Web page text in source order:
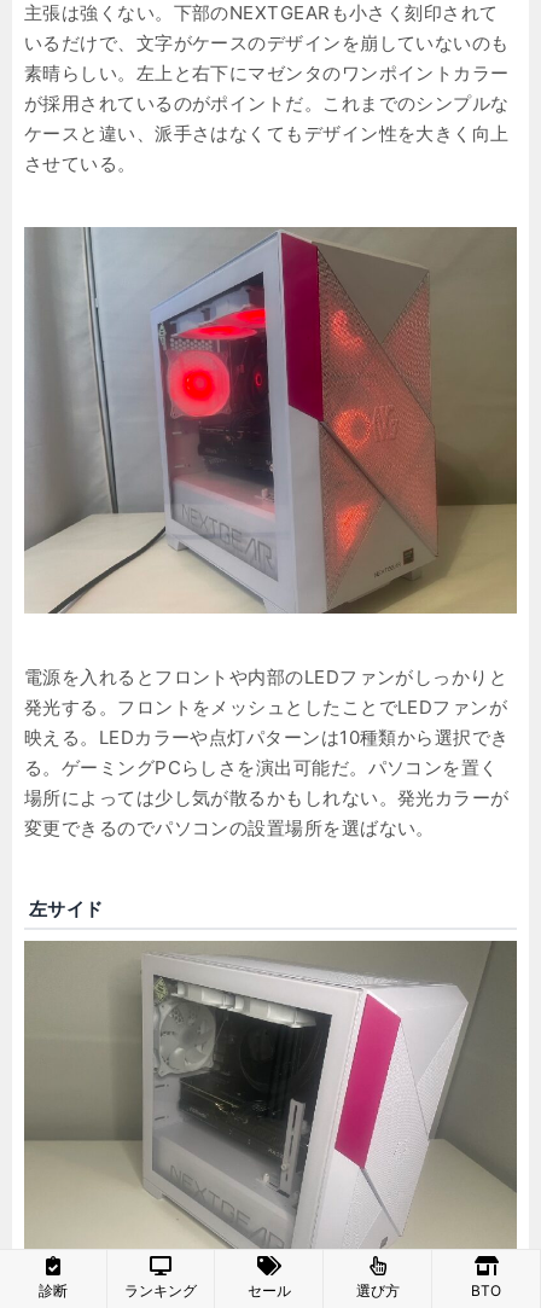
主張は強くない。下部のNEXTGEARも小さく刻印されて
いるだけで、文字がケースのデザインを崩していないのも
素晴らしい。左上と右下にマゼンタのワンポイントカラー
が採用されているのがポイントだ。これまでのシンプルな
ケースと違い、派手さはなくてもデザイン性を大きく向上
させている。
電源を入れるとフロントや内部のLEDファンがしっかりと
発光する。フロントをメッシュとしたことでLEDファンが
映える。LEDカラーや点灯パターンは10種類から選択でき
る。ゲーミングPCらしさを演出可能だ。パソコンを置く
場所によっては少し気が散るかもしれない。発光カラーが
変更できるのでパソコンの設置場所を選ばない。
左サイド
診断 ランキング セール 選び方 BTO